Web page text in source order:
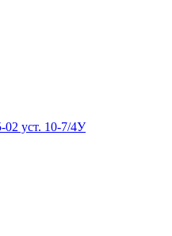
02 уст. 10-7/4У